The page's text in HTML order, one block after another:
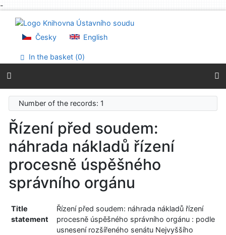
-
Go to menu
Accessibility declaration
Česky English
In the basket (0)
Number of the records: 1
Řízení před soudem:
náhrada nákladů řízení
procesně úspěšného
správního orgánu
Title
statement
Řízení před soudem: náhrada nákladů řízení
procesně úspěšného správního orgánu : podle
usnesení rozšířeného senátu Nejvyššího